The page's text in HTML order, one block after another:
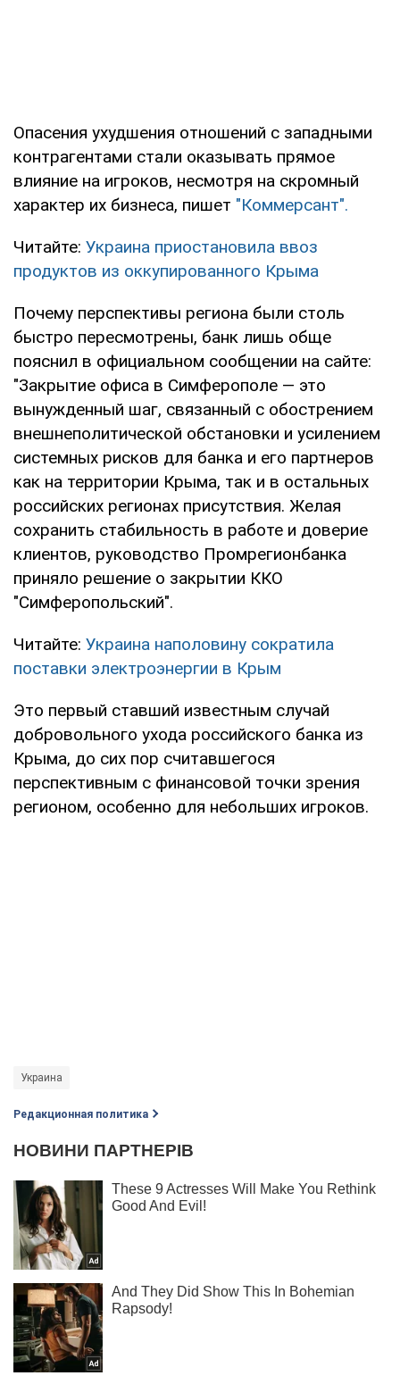
Опасения ухудшения отношений с западными
контрагентами стали оказывать прямое
влияние на игроков, несмотря на скромный
характер их бизнеса, пишет "Коммерсант".
Читайте: Украина приостановила ввоз
продуктов из оккупированного Крыма
Почему перспективы региона были столь
быстро пересмотрены, банк лишь обще
пояснил в официальном сообщении на сайте:
"Закрытие офиса в Симферополе — это
вынужденный шаг, связанный с обострением
внешнеполитической обстановки и усилением
системных рисков для банка и его партнеров
как на территории Крыма, так и в остальных
российских регионах присутствия. Желая
сохранить стабильность в работе и доверие
клиентов, руководство Промрегионбанка
приняло решение о закрытии ККО
"Симферопольский".
Читайте: Украина наполовину сократила
поставки электроэнергии в Крым
Это первый ставший известным случай
добровольного ухода российского банка из
Крыма, до сих пор считавшегося
перспективным с финансовой точки зрения
регионом, особенно для небольших игроков.
Украина
Редакционная политика